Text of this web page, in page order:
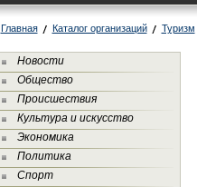
Главная Каталог организаций Туризм
Новости
Общество
Происшествия
Культура и искусство
Экономика
Политика
Спорт